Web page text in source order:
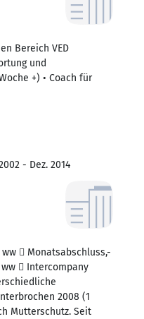
Bereich VED
und
+) • Coach für
- Dez. 2014
 Monatsabschluss,-
 Intercompany
2008 (1
Mutterschutz. Seit